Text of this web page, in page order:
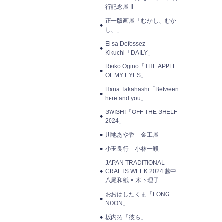
行記念展 II
正一版画展「むかし、むか
し、」
Elisa Defossez
Kikuchi「DAILY」
Reiko Ogino「THE APPLE
OF MY EYES」
Hana Takahashi「Between
here and you」
SWISH!「OFF THE SHELF
2024」
川地あや香 金工展
小玉良行 小林一毅
JAPAN TRADITIONAL
CRAFTS WEEK 2024 越中
八尾和紙 × 木下理子
おおはしたくま「LONG
NOON」
坂内拓「彼ら」